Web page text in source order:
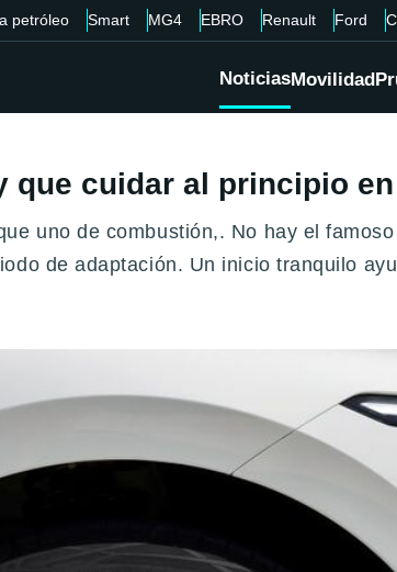
petróleo Smart MG4 EBRO Renault Ford
NoticiasMovilidad
que cuidar al principio
uno de combustión,. No hay el
de adaptación. Un inicio tranquilo